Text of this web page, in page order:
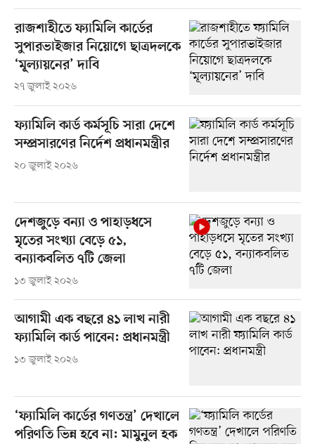
রাজশাহীতে ফ্যামিলি কার্ডের
সুপারভাইজার নিয়োগে ছাত্রদলকে
‘মূল্যায়নের’ দাবি
২৭ জুলাই ২০২৬
ফ্যামিলি কার্ড কর্মসূচি সারা দেশে
সম্প্রসারণের নির্দেশ প্রধানমন্ত্রীর
২০ জুলাই ২০২৬
দেশজুড়ে বন্যা ও পাহাড়ধসে
মৃতের সংখ্যা বেড়ে ৫১,
বন্যাকবলিত ৭টি জেলা
১৩ জুলাই ২০২৬
আগামী এক বছরে ৪১ লাখ নারী
ফ্যামিলি কার্ড পাবেন: প্রধানমন্ত্রী
১৩ জুলাই ২০২৬
‘ফ্যামিলি কার্ডের গণতন্ত্র’ দেখালে
পরিণতি ভিন্ন হবে না: মামুনুল হক